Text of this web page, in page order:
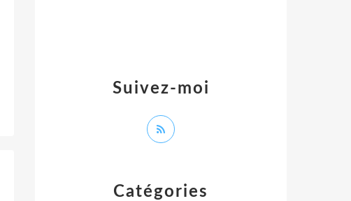
Catégories
Suivez-moi